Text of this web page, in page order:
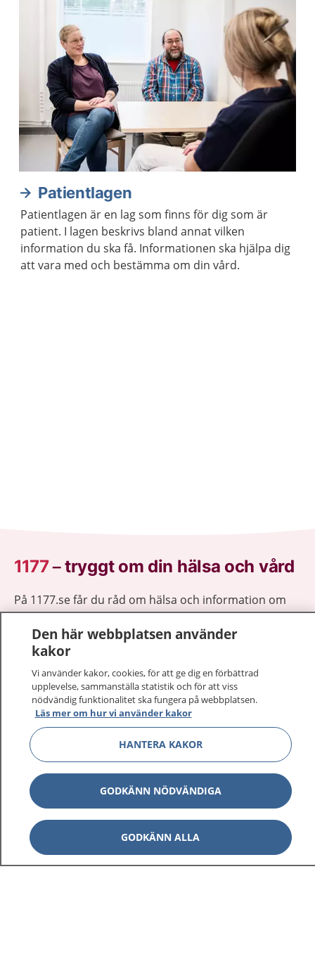
Aktuella artiklar
Patientlagen
Patientlagen är en lag som finns för dig som är
patient. I lagen beskrivs bland annat vilken
information du ska få. Informationen ska hjälpa dig
att vara med och bestämma om din vård.
1177–tryggt om din hälsa och vård
På 1177.se får du råd om hälsa och information om
sjukdomar och vilka mottagningar du kan kontakta.
Logga in för att läsa din journal och göra dina
vårdärenden. Ring telefonnummer 1177 för
sjukvårdsrådgivning dygnet runt.
1177 ger dig råd när du vill må bättre.
1177 på flera språk Visa
Visa
Kontakt Visa
Den här webbplatsen använder
kakor
Vi använder kakor, cookies, för att ge dig en förbättrad
upplevelse, sammanställa statistik och för att viss
nödvändig funktionalitet ska fungera på webbplatsen.
Läs mer om hur vi använder kakor
HANTERA KAKOR
GODKÄNN NÖDVÄNDIGA
GODKÄNN ALLA